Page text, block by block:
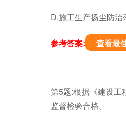
D.施工生产扬尘防治
参考答案: 查看最
第5题:根据《建设工
监督检验合格。